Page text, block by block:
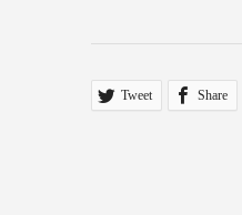
Tweet Share